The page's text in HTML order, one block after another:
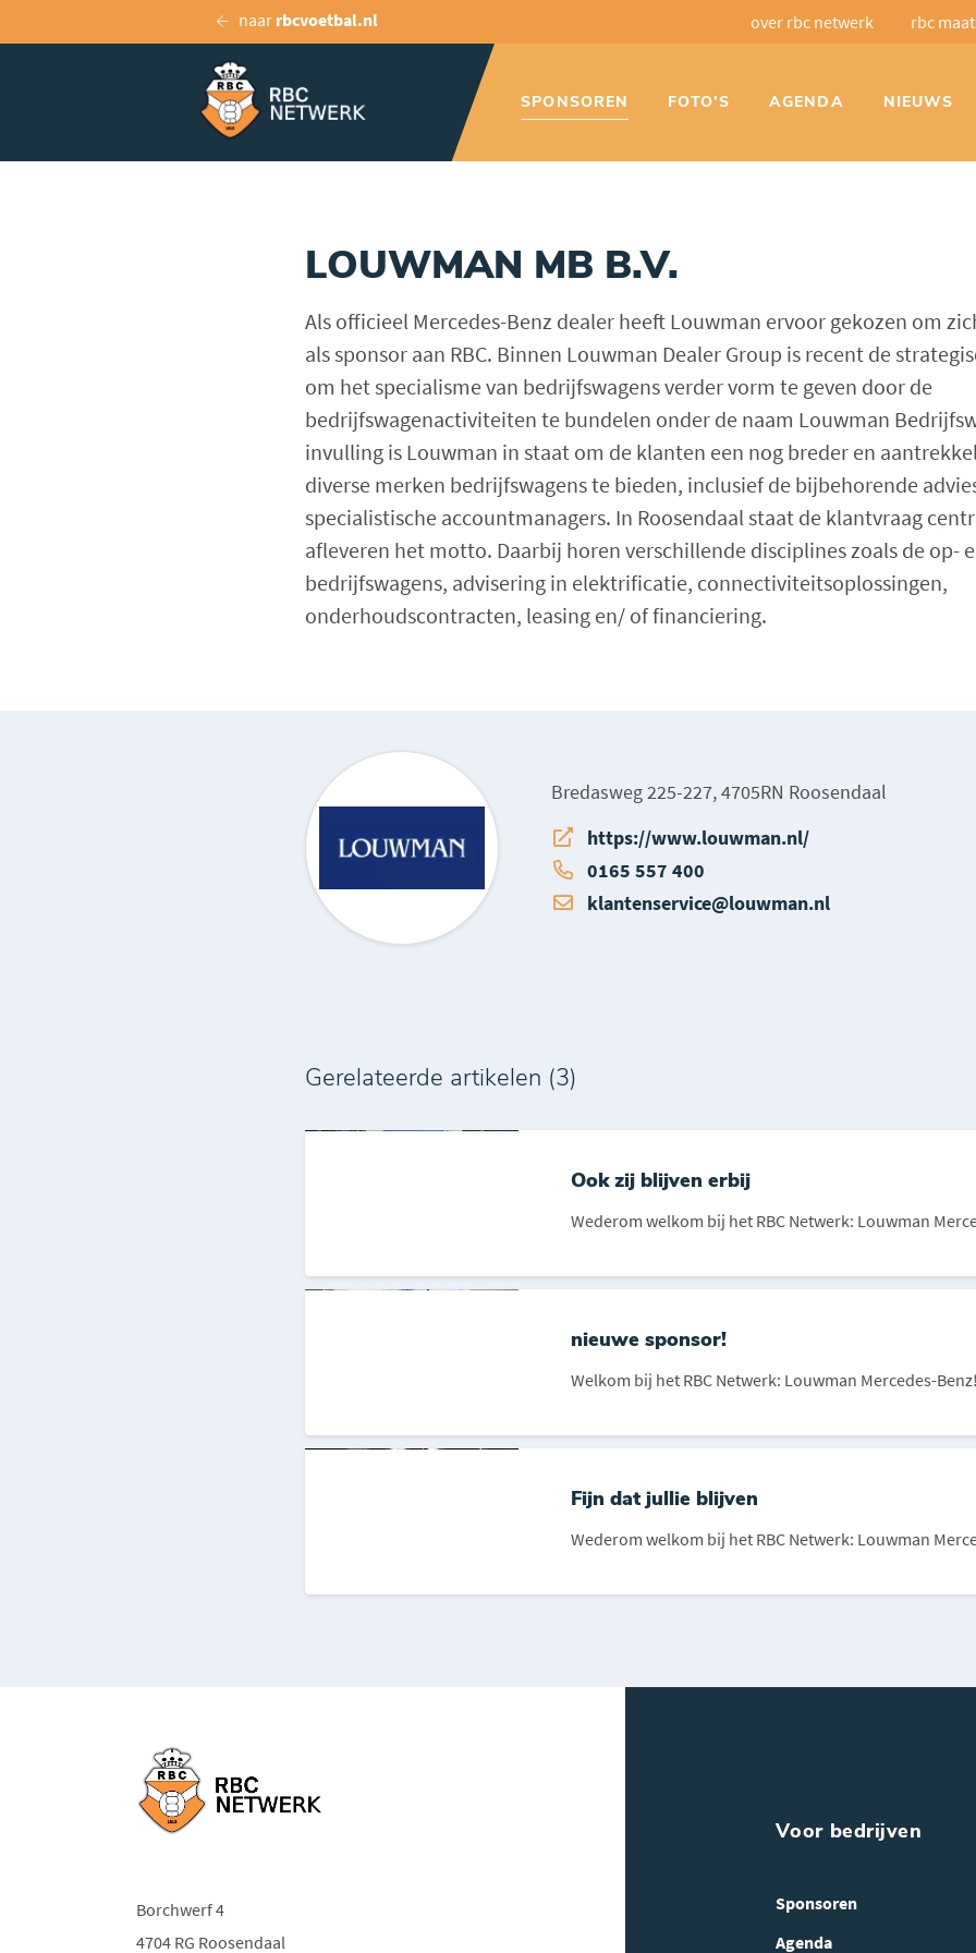
over rbc netwerk rbc
naar rbcvoetbal.nl
SPONSOREN FOTO'S AGENDA NIEUWS
LOUWMAN MB B.V.
Als officieel Mercedes-Benz dealer heeft Louwman ervoor gekozen om
als sponsor aan RBC. Binnen Louwman Dealer Group is recent de
om het specialisme van bedrijfswagens verder vorm te geven door de
bedrijfswagenactiviteiten te bundelen onder de naam Louwman
invulling is Louwman in staat om de klanten een nog breder en
diverse merken bedrijfswagens te bieden, inclusief de bijbehorende
specialistische accountmanagers. In Roosendaal staat de klantvraag
afleveren het motto. Daarbij horen verschillende disciplines zoals de op-
bedrijfswagens, advisering in elektrificatie, connectiviteitsoplossingen,
onderhoudscontracten, leasing en/ of financiering.
Bredasweg 225-227, 4705RN Roosendaal
https://www.louwman.nl/
0165 557 400
klantenservice@louwman.nl
Gerelateerde artikelen (3)
Ook zij blijven erbij
Wederom welkom bij het RBC Netwerk: Louwman
nieuwe sponsor!
Welkom bij het RBC Netwerk: Louwman Mercedes-Benz!
Fijn dat jullie blijven
Wederom welkom bij het RBC Netwerk: Louwman
Borchwerf 4
4704 RG Roosendaal
Voor bedrijven
Sponsoren
Agenda